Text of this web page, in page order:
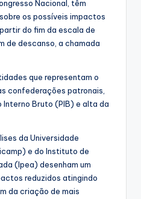
Nacional, têm
os possíveis impactos
do fim da escala de
de descanso, a chamada
que representam o
confederações patronais,
Interno Bruto (PIB) e alta da
da Universidade
e do Instituto de
(Ipea) desenham um
reduzidos atingindo
da criação de mais